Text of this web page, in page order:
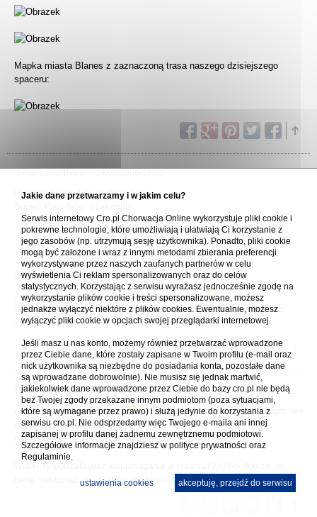
Mapka miasta Blanes z zaznaczoną trasa naszego dzisiejszego
spaceru:
Pięknie! Ile fotek!I jak dokładnie!
napisał(a)witki » 14.04.2008 13:40
Już myślałam, że nikt nie czyta, bo milczycie
Dziś pewnie wrzucę Andorrę.... tylko foty musze poskanować i do
żaby dodać
napisał(a)U-la» 14.04.2008 14:12
Ależ mi sie w tym ogródku
:D:D:D podobało!!! Pięknie! Nigdy nie
odpuszczam ogrodom gdziekolwiek jestem
I skałki też cudne. I woda. No super!
będę meldować, że jestem i czytam!!!
Jakie dane przetwarzamy i w jakim celu?
Serwis internetowy Cro.pl Chorwacja Online wykorzystuje pliki cookie i
pokrewne technologie, które umożliwiają i ułatwiają Ci korzystanie z
jego zasobów (np. utrzymują sesję użytkownika). Ponadto, pliki cookie
mogą być założone i wraz z innymi metodami zbierania preferencji
wykorzystywane przez naszych zaufanych partnerów w celu
wyświetlenia Ci reklam spersonalizowanych oraz do celów
statystycznych. Korzystając z serwisu wyrażasz jednocześnie zgodę na
wykorzystanie plików cookie i treści spersonalizowane, możesz
jednakże wyłączyć niektóre z plików cookies. Ewentualnie, możesz
wyłączyć pliki cookie w opcjach swojej przeglądarki internetowej.
Jeśli masz u nas konto, możemy również przetwarzać wprowadzone
przez Ciebie dane, które zostały zapisane w Twoim profilu (e-mail oraz
nick użytkownika są niezbędne do posiadania konta, pozostałe dane
są wprowadzane dobrowolnie). Nie musisz się jednak martwić,
jakiekolwiek dane wprowadzone przez Ciebie do bazy cro.pl nie będą
bez Twojej zgody przekazane innym podmiotom (poza sytuacjami,
które są wymagane przez prawo) i służą jedynie do korzystania z
serwisu cro.pl. Nie odsprzedamy więc Twojego e-maila ani innej
zapisanej w profilu danej żadnemu zewnętrznemu podmiotowi.
Szczegółowe informacje znajdziesz w polityce prywatności oraz
Regulaminie.
akceptuję, przejdź do serwisu
ustawienia cookies